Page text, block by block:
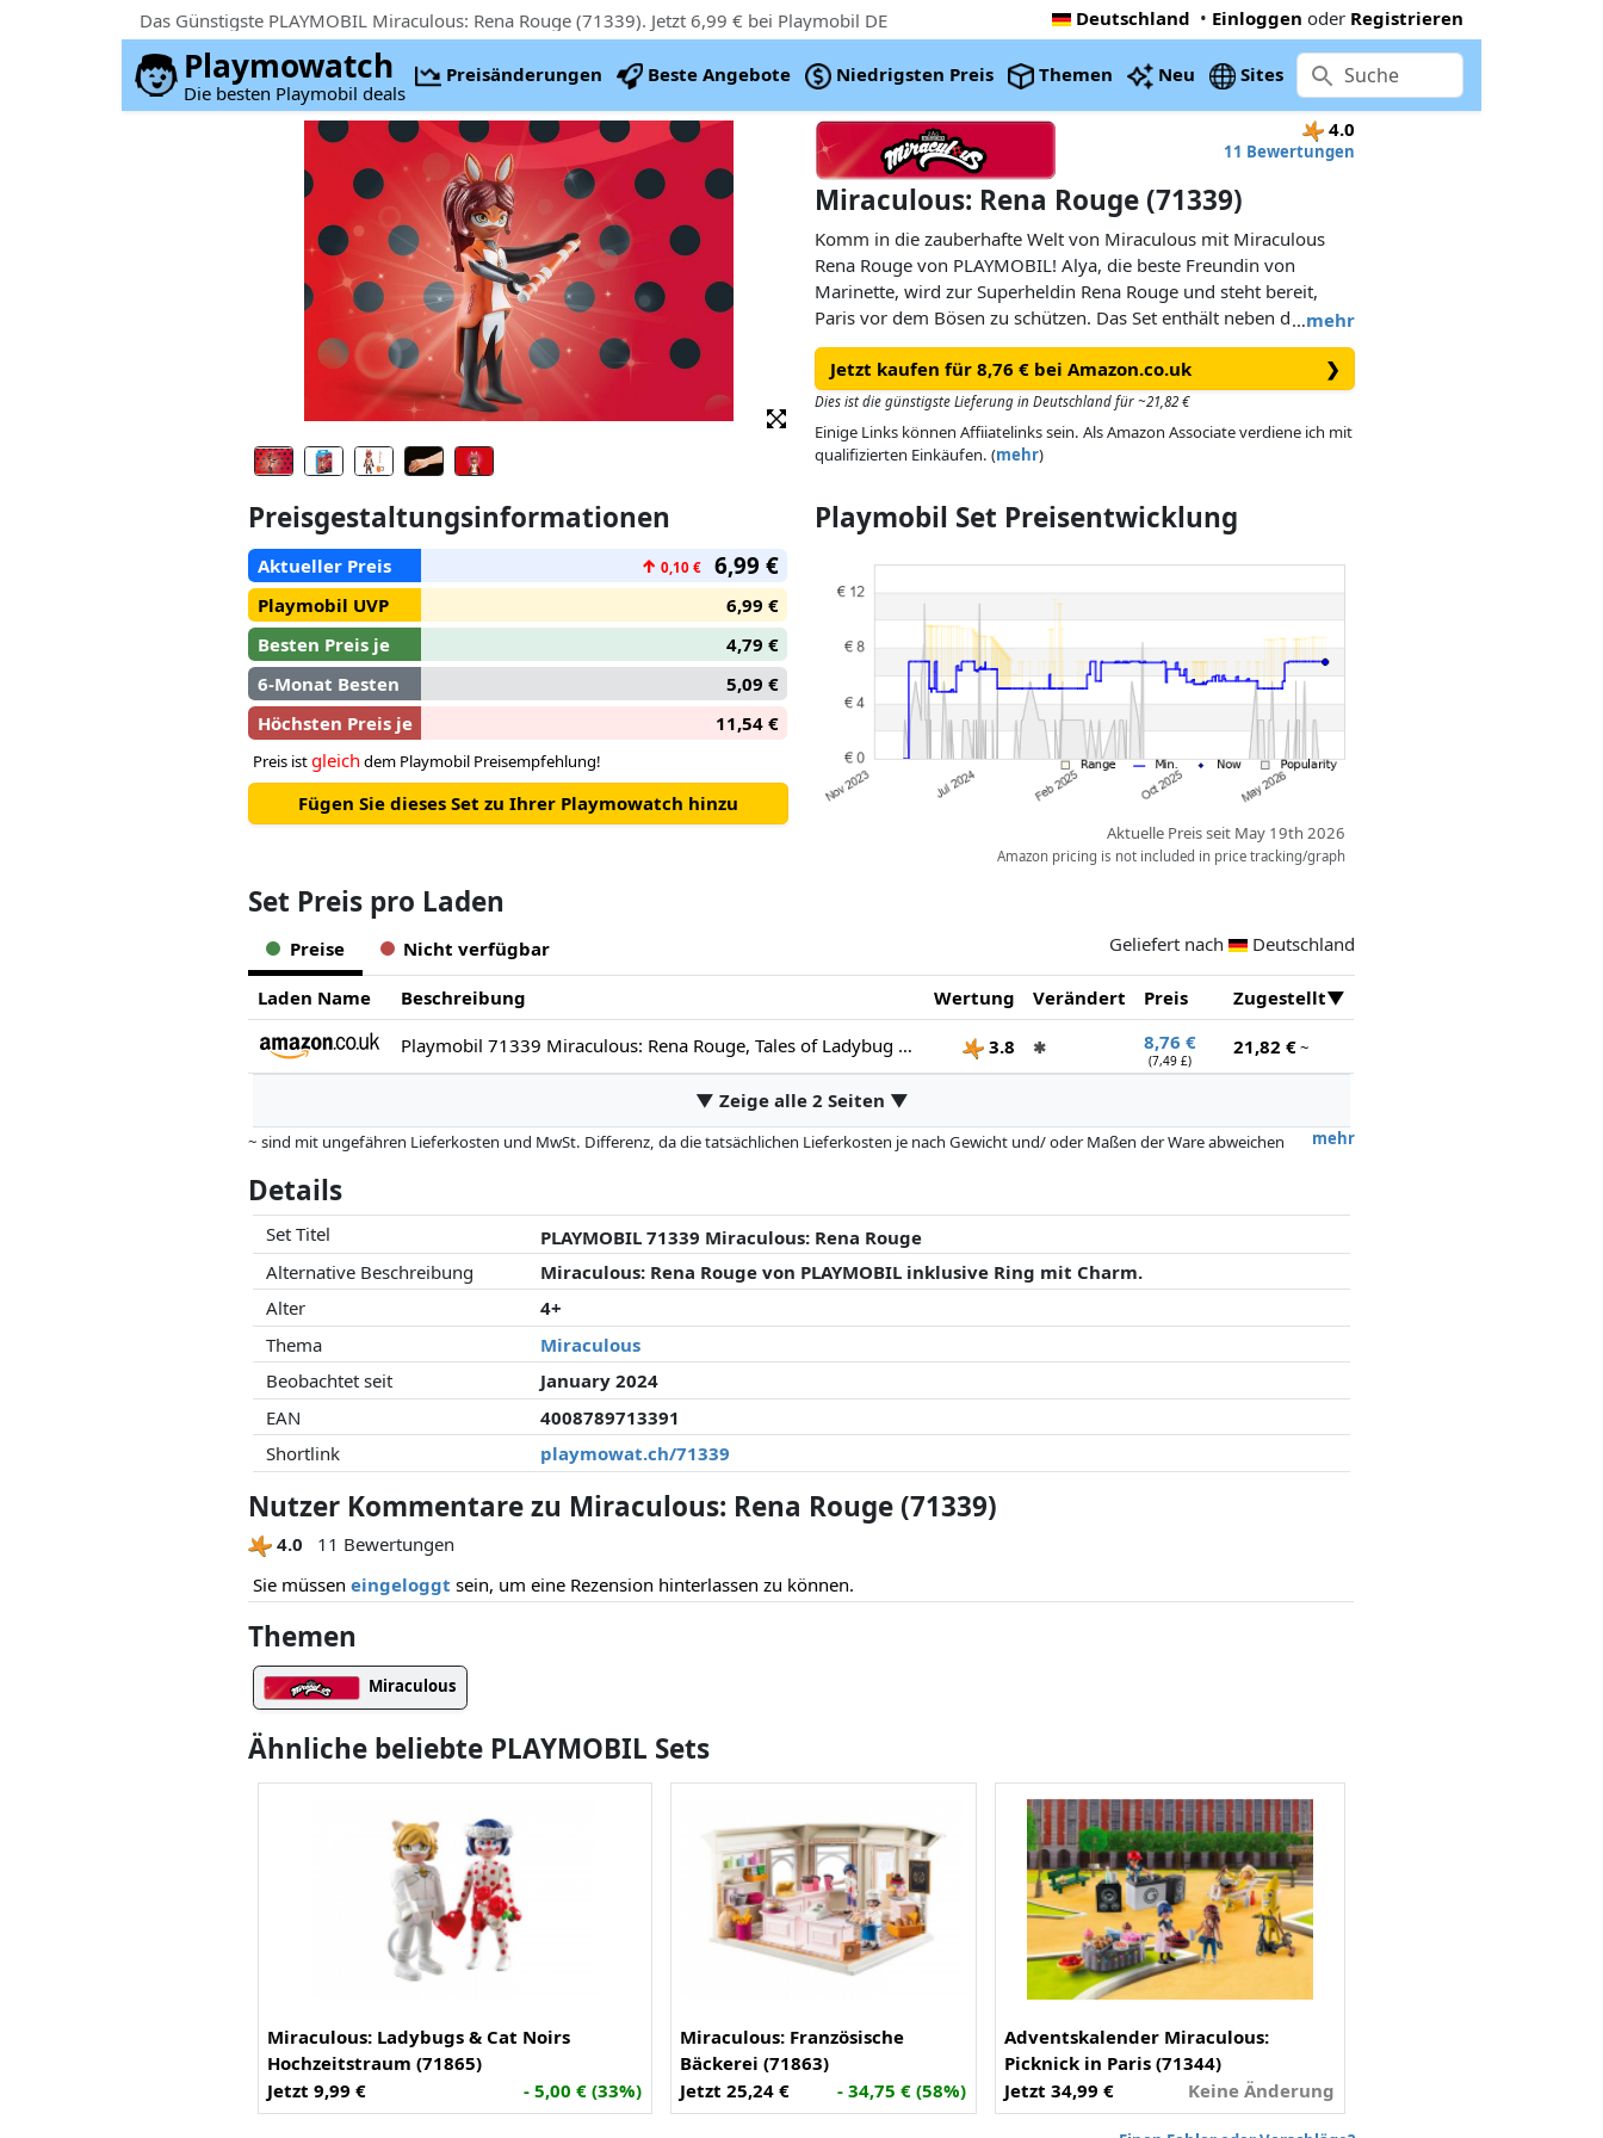
Das Günstigste PLAYMOBIL Miraculous: Rena Rouge (71339). Jetzt 6,99 € bei Playmobil DE Deutschland • Einloggen oder Registrieren
Playmowatch
Die besten Playmobil deals
Preisänderungen Beste Angebote Niedrigsten Preis Themen Neu Sites
4.0
11 Bewertungen
Miraculous: Rena Rouge (71339)
…mehr
Komm in die zauberhafte Welt von Miraculous mit Miraculous
Rena Rouge von PLAYMOBIL! Alya, die beste Freundin von
Marinette, wird zur Superheldin Rena Rouge und steht bereit,
Paris vor dem Bösen zu schützen. Das Set enthält neben der
Spielfigur Rena Rouge einen Ring für Kinder mit einem tollen
Charm. Der Anhänger von Rena Rouge kann mit den anderen
Charms der Miraculous Sets kombiniert werden. Die Spielfigur
besitzt einen abnehmbaren Zopf und natürlich die typischen
Rena Rouge Fuchsohren. Ein tolles Spielfigurenset für alle
Jetzt kaufen für 8,76 € bei Amazon.co.uk ❯
Dies ist die günstigste Lieferung in Deutschland für ~21,82 €
Einige Links können Affiiatelinks sein. Als Amazon Associate verdiene ich mit
qualifizierten Einkäufen. (mehr)
Preisgestaltungsinformationen
Aktueller Preis ↑ 0,10 € 6,99 €
Playmobil UVP
6,99 €
Besten Preis je
4,79 €
6-Monat Besten
5,09 €
Höchsten Preis je
11,54 €
Preis istgleich dem Playmobil Preisempfehlung!
Fügen Sie dieses Set zu Ihrer Playmowatch hinzu
Playmobil Set Preisentwicklung
Aktuelle Preis seit May 19th 2026
Amazon pricing is not included in price tracking/graph
Set Preis pro Laden
Preise Nicht verfügbar Geliefert nach Deutschland
Laden Name Beschreibung Wertung Verändert Preis
Zugestellt
Playmobil 71339 Miraculous: Rena Rouge, Tales of Ladybug and Cat Noir, collector’s item, gifting toy and fun imaginative role-play, playsets for children ages 4+
3.8 ✱ 8,76 €
(7,49 £)
21,82 €~
▼ Zeige alle 2 Seiten ▼
mehr
~ sind mit ungefähren Lieferkosten und MwSt. Differenz, da die tatsächlichen Lieferkosten je nach Gewicht und/ oder Maßen der Ware abweichen
Preise und Verfügbarkeiten können sich seit der letzten Aktualisierung geändert haben. Die Ordnung erfolgt rein nach dem Preis, Vergütungen durch
Partner haben darauf keinerlei Einfluss. Nur bei gleichen Preisen können historische Leistungen die Ordnung beeinflussen.
Details
Set Titel
PLAYMOBIL 71339 Miraculous: Rena Rouge
Alternative Beschreibung
Miraculous: Rena Rouge von PLAYMOBIL inklusive Ring mit Charm.
Alter
4+
Thema
Miraculous
Beobachtet seit
January 2024
EAN
4008789713391
Shortlink
playmowat.ch/71339
Nutzer Kommentare zu Miraculous: Rena Rouge (71339)
4.0
11 Bewertungen
Sie müssen eingeloggt sein, um eine Rezension hinterlassen zu können.
Themen
Miraculous
Ähnliche beliebte PLAYMOBIL Sets
Miraculous: Ladybugs & Cat Noirs
Hochzeitstraum (71865)
Jetzt 9,99 €
- 5,00 € (33%)
Miraculous: Französische
Bäckerei (71863)
Jetzt 25,24 €
- 34,75 € (58%)
Adventskalender Miraculous:
Picknick in Paris (71344)
Jetzt 34,99 €
Keine Änderung